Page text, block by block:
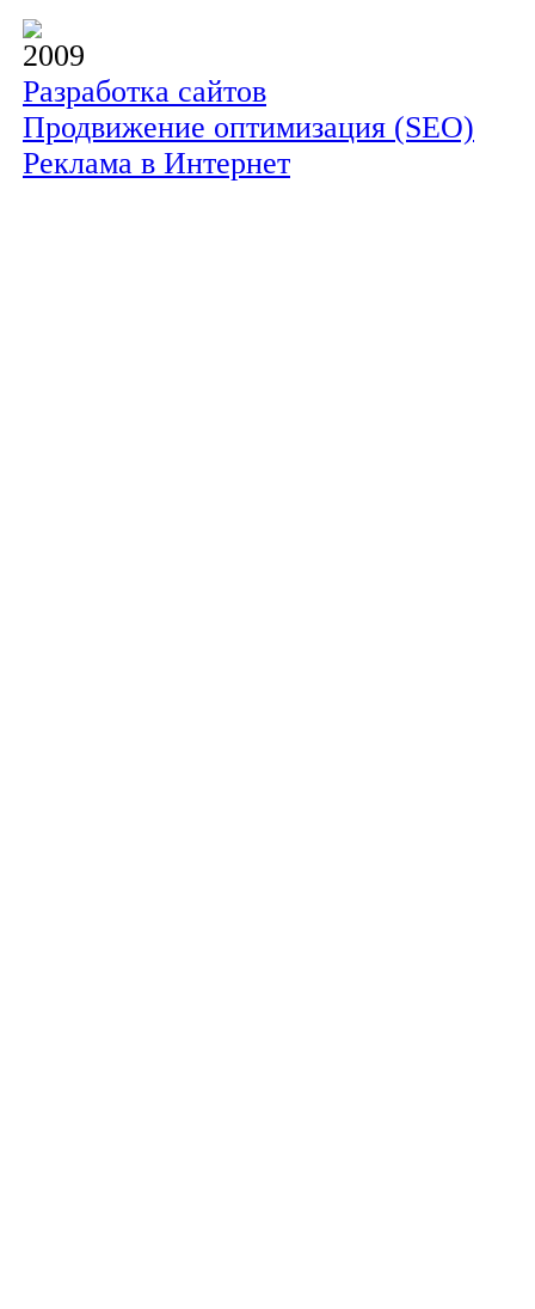
2009
Разработка сайтов
Продвижение оптимизация (SEO)
Реклама в Интернет